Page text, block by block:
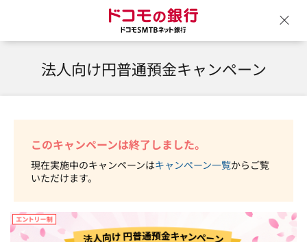
法人向け円普通預金キャンペーン
このキャンペーンは終了しました。
現在実施中のキャンペーンはキャンペーン一覧からご覧
いただけます。